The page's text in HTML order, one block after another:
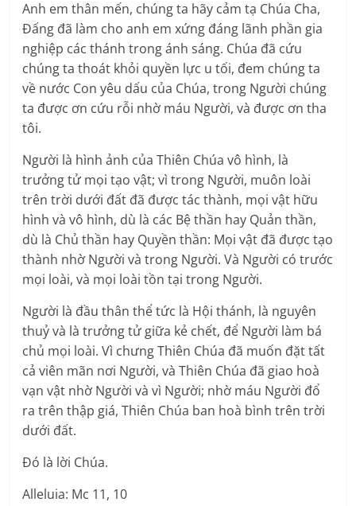
Anh em thân mến, chúng ta hãy cảm tạ Chúa Cha,
Ðấng đã làm cho anh em xứng đáng lãnh phần gia
nghiệp các thánh trong ánh sáng. Chúa đã cứu
chúng ta thoát khỏi quyền lực u tối, đem chúng ta
về nước Con yêu dấu của Chúa, trong Người chúng
ta được ơn cứu rỗi nhờ máu Người, và được ơn tha
tôi.
Người là hình ảnh của Thiên Chúa vô hình, là
trưởng tử mọi tạo vật; vì trong Người, muôn loài
trên trời dưới đất đã được tác thành, mọi vật hữu
hình và vô hình, dù là các Bệ thần hay Quản thần,
dù là Chủ thần hay Quyền thần: Mọi vật đã được tạo
thành nhờ Người và trong Người. Và Người có trước
mọi loài, và mọi loài tồn tại trong Người.
Người là đầu thân thể tức là Hội thánh, là nguyên
thuỷ và là trưởng tử giữa kẻ chết, để Người làm bá
chủ mọi loài. Vì chưng Thiên Chúa đã muốn đặt tất
cả viên mãn nơi Người, và Thiên Chúa đã giao hoà
vạn vật nhờ Người và vì Người; nhờ máu Người đổ
ra trên thập giá, Thiên Chúa ban hoà bình trên trời
dưới đất.
Ðó là lời Chúa.
Alleluia: Mc 11, 10